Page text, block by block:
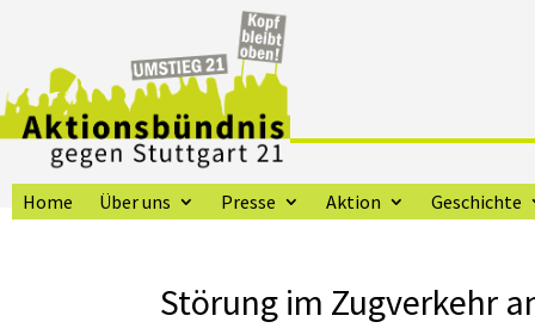
Home Über uns Presse Aktion Geschichte
Störung im Zugverkehr